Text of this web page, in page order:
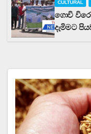
CULTURAL
ගොවි
දැමිමට